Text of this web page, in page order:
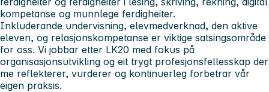
kompetanse og munnlege ferdigheiter.
Inkluderande undervisning, elevmedverknad, den aktive
eleven, og relasjonskompetanse er viktige satsingsområde
for oss. Vi jobbar etter LK20 med fokus på
organisasjonsutvikling og eit trygt profesjonsfellesskap der
me reflekterer, vurderer og kontinuerleg forbetrar vår
eigen praksis.